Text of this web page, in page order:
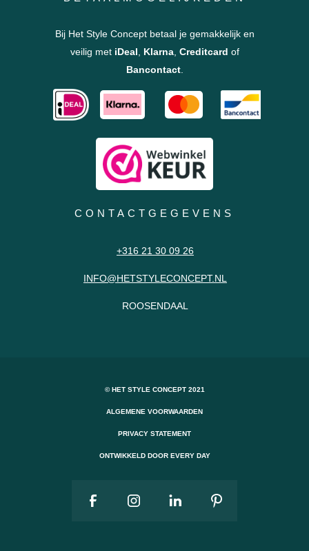
Bij Het Style Concept betaal je gemakkelijk en
veilig met iDeal Klarna, Creditcard of
Bancontact.
CONTACTGEGEVENS
+316 21 30 09 26
INFO@HETSTYLECONCEPT.NL
ROOSENDAAL
© HET STYLE CONCEPT 2021
ALGEMENE VOORWAARDEN
PRIVACY STATEMENT
ONTWIKKELD DOOR EVERY DAY